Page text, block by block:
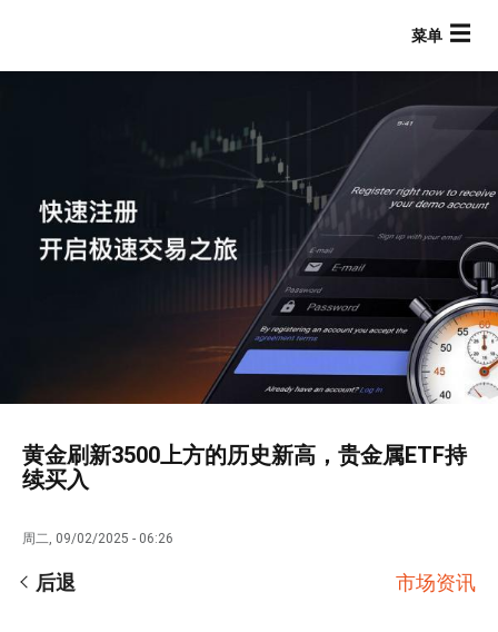
黄金刷新3500上方的历史新高，贵金属ETF持
续买入
周二, 09/02/2025 - 06:26
后退 市场资讯